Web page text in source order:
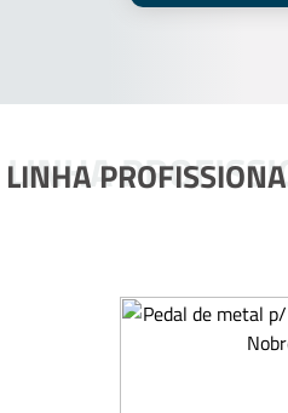
LINHA
LINHA